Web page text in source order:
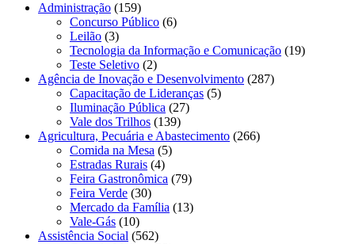
Administração (159)
Concurso Público (6)
Leilão (3)
Tecnologia da Informação e Comunicação (19)
Teste Seletivo (2)
Agência de Inovação e Desenvolvimento (287)
Capacitação de Lideranças (5)
Iluminação Pública (27)
Vale dos Trilhos (139)
Agricultura, Pecuária e Abastecimento (266)
Comida na Mesa (5)
Estradas Rurais (4)
Feira Gastronômica (79)
Feira Verde (30)
Mercado da Família (13)
Vale-Gás (10)
Assistência Social (562)